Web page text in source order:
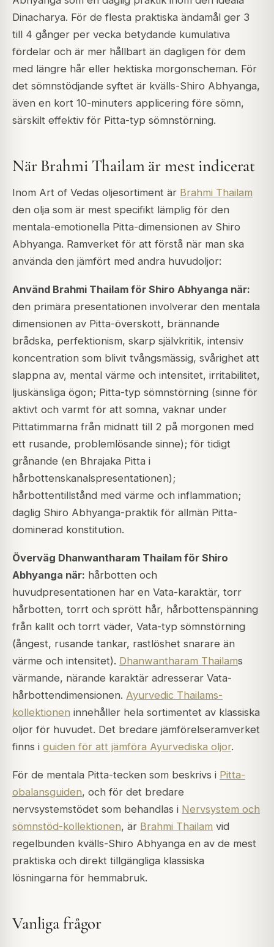
Dinacharya. För de flesta praktiska ändamål ger 3
till 4 gånger per vecka betydande kumulativa
fördelar och är mer hållbart än dagligen för dem
med längre hår eller hektiska morgonscheman. För
det sömnstödjande syftet är kvälls-Shiro Abhyanga,
även en kort 10-minuters applicering före sömn,
särskilt effektiv för Pitta-typ sömnstörning.
När Brahmi Thailam är mest indicerat
Inom Art of Vedas oljesortiment är Brahmi Thailam
den olja som är mest specifikt lämplig för den
mentala-emotionella Pitta-dimensionen av Shiro
Abhyanga. Ramverket för att förstå när man ska
använda den jämfört med andra huvudoljor:
Använd Brahmi Thailam för Shiro Abhyanga när:
den primära presentationen involverar den mentala
dimensionen av Pitta-överskott, brännande
brådska, perfektionism, skarp självkritik, intensiv
koncentration som blivit tvångsmässig, svårighet att
slappna av, mental värme och intensitet, irritabilitet,
ljuskänsliga ögon; Pitta-typ sömnstörning (sinne för
aktivt och varmt för att somna, vaknar under
Pittatimmarna från midnatt till 2 på morgonen med
ett rusande, problemlösande sinne); för tidigt
grånande (en Bhrajaka Pitta i
hårbottenskanalspresentationen);
hårbottentillstånd med värme och inflammation;
daglig Shiro Abhyanga-praktik för allmän Pitta-
dominerad konstitution.
Överväg Dhanwantharam Thailam för Shiro
Abhyanga när: hårbotten och
huvudpresentationen har en Vata-karaktär, torr
hårbotten, torrt och sprött hår, hårbottenspänning
från kallt och torrt väder, Vata-typ sömnstörning
(ångest, rusande tankar, rastlöshet snarare än
värme och intensitet). Dhanwantharam Thailams
värmande, närande karaktär adresserar Vata-
hårbottendimensionen. Ayurvedic Thailams-
kollektionen innehåller hela sortimentet av klassiska
oljor för huvudet. Det bredare jämförelseramverket
finns i guiden för att jämföra Ayurvediska oljor.
För de mentala Pitta-tecken som beskrivs i Pitta-
obalansguiden, och för det bredare
nervsystemstödet som behandlas i Nervsystem och
sömnstöd-kollektionen, är Brahmi Thailam vid
regelbunden kvälls-Shiro Abhyanga en av de mest
praktiska och direkt tillgängliga klassiska
lösningarna för hemmabruk.
Vanliga frågor